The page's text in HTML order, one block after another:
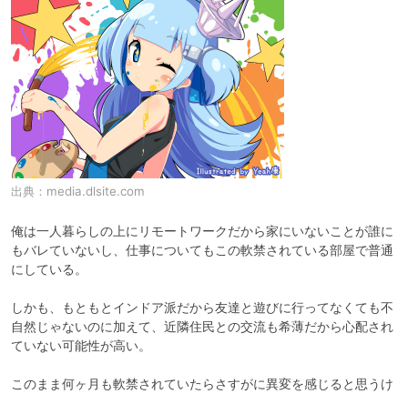
出典： media.dlsite.com
俺は一人暮らしの上にリモートワークだから家にいないことが誰に
もバレていないし、仕事についてもこの軟禁されている部屋で普通
にしている。
しかも、もともとインドア派だから友達と遊びに行ってなくても不
自然じゃないのに加えて、近隣住民との交流も希薄だから心配され
ていない可能性が高い。
このまま何ヶ月も軟禁されていたらさすがに異変を感じると思うけ